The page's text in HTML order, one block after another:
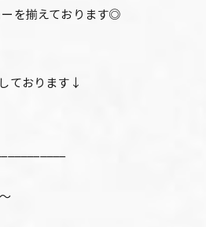
を揃えております◎
ております↓